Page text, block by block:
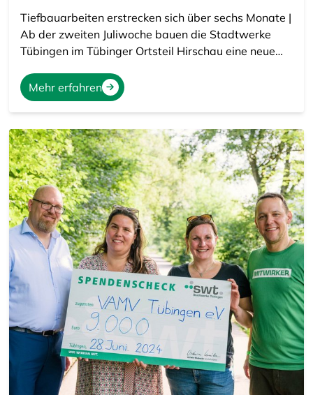
Tiefbauarbeiten erstrecken sich über sechs Monate |
Ab der zweiten Juliwoche bauen die Stadtwerke
Tübingen im Tübinger Ortsteil Hirschau eine neue…
Mehr erfahren